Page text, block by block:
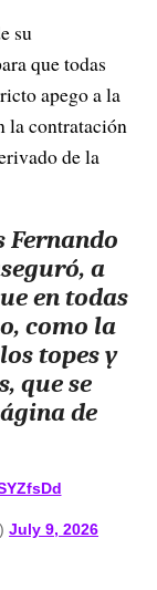
su
que todas
apego a la
la contratación
de la
Fernando
a
en todas
como la
topes y
que se
de
July 9, 2026